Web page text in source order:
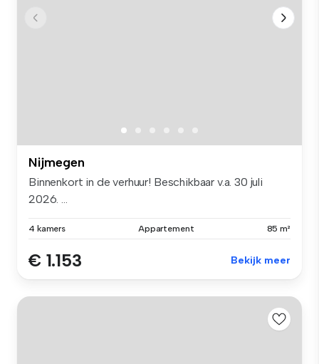
Nijmegen
Binnenkort in de verhuur! Beschikbaar v.a. 30 juli
2026. ...
4 kamers Appartement 85 m²
€ 1.153 Bekijk meer